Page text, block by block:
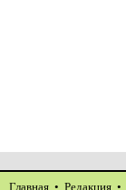
Главная • Редакция •